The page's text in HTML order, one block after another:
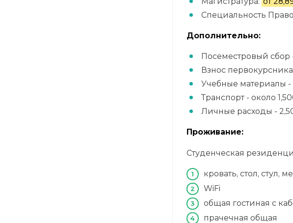
Специальность
Дополнительно:
Посеместровый сбор
Взнос
Учебные материалы -
Транспорт - около
Личные расходы -
Проживание:
Студенческая
кровать, стол, стул,
WiFi
общая гостиная с
прачечная общая